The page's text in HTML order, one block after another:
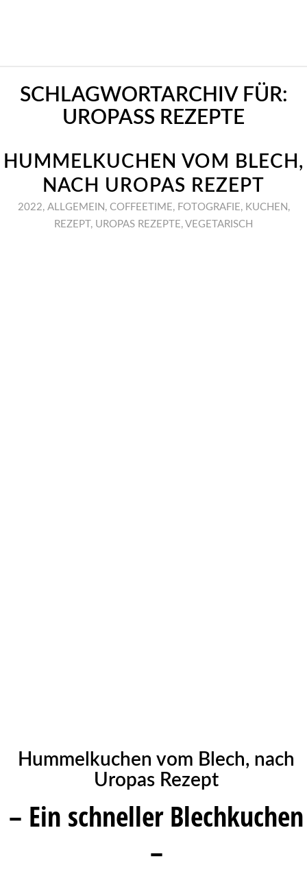
SCHLAGWORTARCHIV FÜR:
UROPASS REZEPTE
HUMMELKUCHEN VOM BLECH,
NACH UROPAS REZEPT
2022, ALLGEMEIN , COFFEETIME, FOTOGRAFIE, KUCHEN ,
REZEPT , UROPAS REZEPTE, VEGETARISCH
Hummelkuchen vom Blech, nach
Uropas Rezept
– Ein schneller Blechkuchen
–